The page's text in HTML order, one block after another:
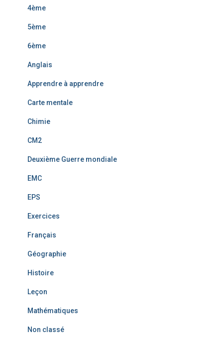
4ème
5ème
6ème
Anglais
Apprendre à apprendre
Carte mentale
Chimie
CM2
Deuxième Guerre mondiale
EMC
EPS
Exercices
Français
Géographie
Histoire
Leçon
Mathématiques
Non classé